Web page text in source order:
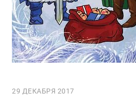
29 ДЕКАБРЯ 2017